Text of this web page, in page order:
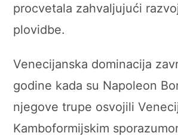
procvetala zahvaljujući
plovidbe.
Venecijanska dominacija
godine kada su Napoleon
njegove trupe osvojili
Kamboformijskim